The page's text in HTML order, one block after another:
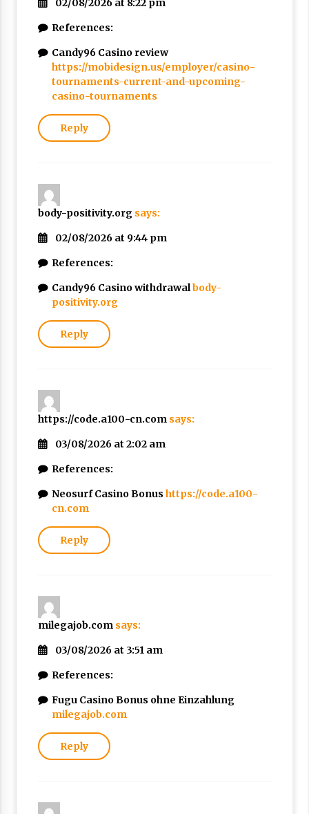
02/08/2026 at 8:22 pm
References:
Candy96 Casino review
https://mobidesign.us/employer/casino-
tournaments-current-and-upcoming-
casino-tournaments
Reply
body-positivity.org says:
02/08/2026 at 9:44 pm
References:
Candy96 Casino withdrawalbody-
positivity.org
Reply
https://code.a100-cn.com says:
03/08/2026 at 2:02 am
References:
Neosurf Casino Bonus https://code.a100-
cn.com
Reply
milegajob.com says:
03/08/2026 at 3:51 am
References:
Fugu Casino Bonus ohne Einzahlung
milegajob.com
Reply